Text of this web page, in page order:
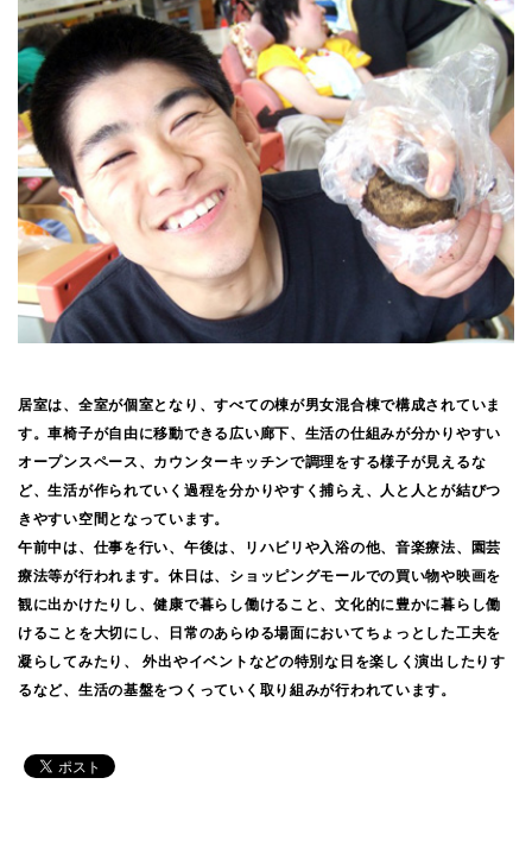
居室は、全室が個室となり、すべての棟が男女混合棟で構成されていま
す。車椅子が自由に移動できる広い廊下、生活の仕組みが分かりやすい
オープンスペース、カウンターキッチンで調理をする様子が見えるな
ど、生活が作られていく過程を分かりやすく捕らえ、人と人とが結びつ
きやすい空間となっています。
午前中は、仕事を行い、午後は、リハビリや入浴の他、音楽療法、園芸
療法等が行われます。休日は、ショッピングモールでの買い物や映画を
観に出かけたりし、健康で暮らし働けること、文化的に豊かに暮らし働
けることを大切にし、日常のあらゆる場面においてちょっとした工夫を
凝らしてみたり、 外出やイベントなどの特別な日を楽しく演出したりす
るなど、生活の基盤をつくっていく取り組みが行われています。